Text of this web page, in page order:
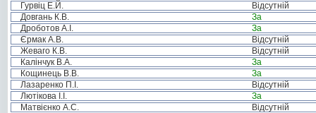
Гурвіц Е.Й.
Відсутній
Довгань К.В.
За
Дроботов А.І.
За
Єрмак А.В.
Відсутній
Жеваго К.В.
Відсутній
Калінчук В.А.
За
Кощинець В.В.
За
Лазаренко П.І.
Відсутній
Лютікова І.І.
За
Матвієнко А.С.
Відсутній